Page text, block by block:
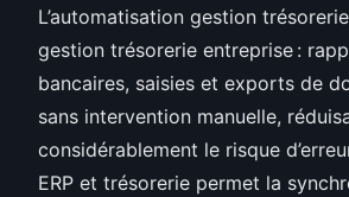
L’automatisation gestion
gestion trésorerie entreprise :
bancaires, saisies et exports de
sans intervention manuelle,
considérablement le risque
ERP et trésorerie permet la